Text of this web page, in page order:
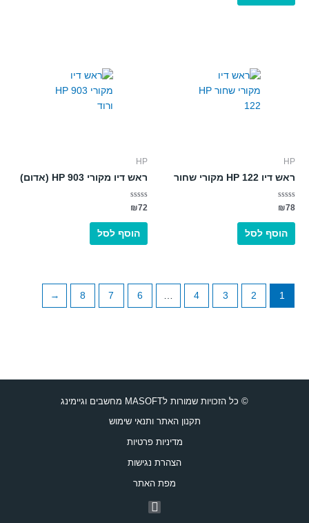
HP
ראש דיו 122 HP מקורי שחור
דורג
מתוך
₪78
הוסף לסל
HP
ראש דיו מקורי HP 903 (אדום)
דורג
מתוך
₪72
הוסף לסל
1
2
3
4
6
7
8
←
© כל הזכויות שמורות לMASOFT מחשבים וגיימינג
תקנון האתר ותנאי שימוש
מדיניות פרטיות
הצהרת נגישות
מפת האתר
F
a